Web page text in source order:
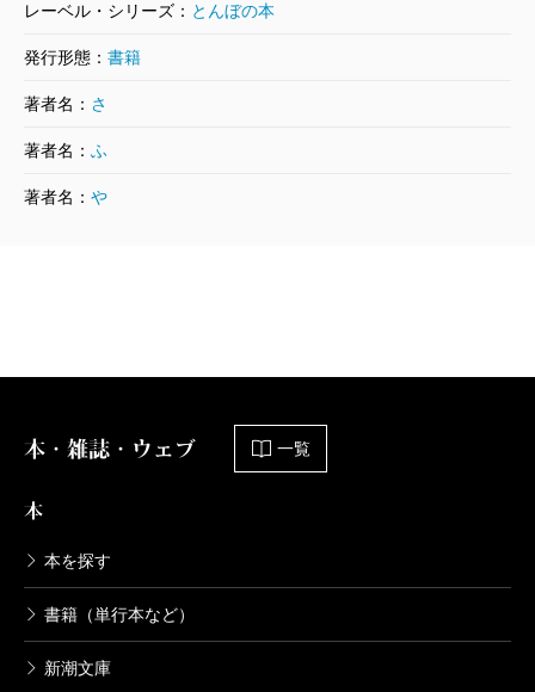
レーベル・シリーズ： とんぼの本
発行形態： 書籍
著者名： さ
著者名： ふ
著者名： や
本・雑誌・ウェブ 一覧
本
本を探す
書籍（単行本など）
新潮文庫